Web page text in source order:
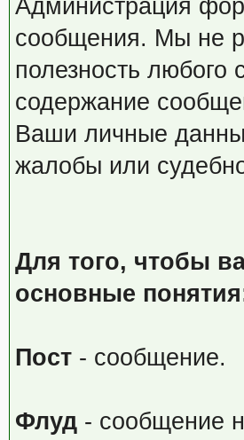
Администрация
сообщения. Мы не
полезность любого
содержание
Ваши личные
жалобы или
Для того, чтобы
основные
Пост- сообщение.
Флуд- сообщение